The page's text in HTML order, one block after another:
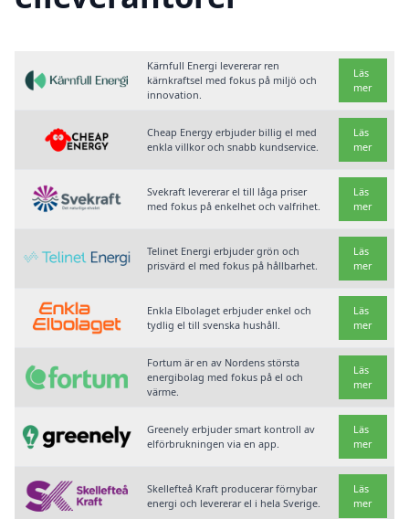
Kärnfull Energi levererar ren
kärnkraftsel med fokus på miljö och
innovation.
Läs
mer
Cheap Energy erbjuder billig el med
enkla villkor och snabb kundservice.
Läs
mer
Svekraft levererar el till låga priser
med fokus på enkelhet och valfrihet.
Läs
mer
Telinet Energi erbjuder grön och
prisvärd el med fokus på hållbarhet.
Läs
mer
Enkla Elbolaget erbjuder enkel och
tydlig el till svenska hushåll.
Läs
mer
Fortum är en av Nordens största
energibolag med fokus på el och
värme.
Läs
mer
Greenely erbjuder smart kontroll av
elförbrukningen via en app.
Läs
mer
Skellefteå Kraft producerar förnybar
energi och levererar el i hela Sverige.
Läs
mer